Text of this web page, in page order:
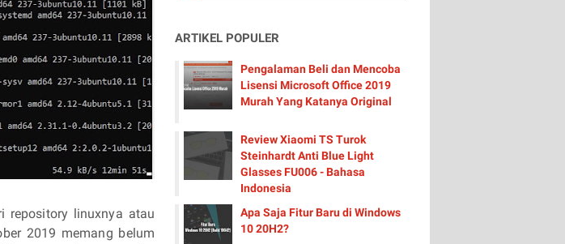
repository linuxnya atau
2019 memang belum
ARTIKEL POPULER
Pengalaman Beli dan Mencoba
Lisensi Microsoft Office 2019
Murah Yang Katanya Original
Review Xiaomi TS Turok
Steinhardt Anti Blue Light
Glasses FU006 - Bahasa
Indonesia
Apa Saja Fitur Baru di Windows
10 20H2?